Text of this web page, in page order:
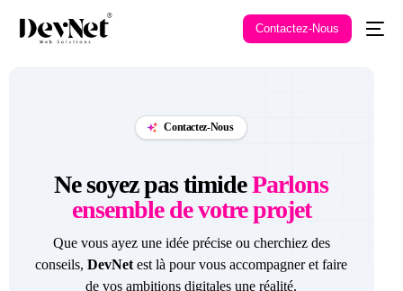
Contactez-Nous
Contactez-Nous
Ne soyez pas timideParlons
ensemble de votre projet
Que vous ayez une idée précise ou cherchiez des
conseils,DevNet est là pour vous accompagner et faire
de vos ambitions digitales une réalité.